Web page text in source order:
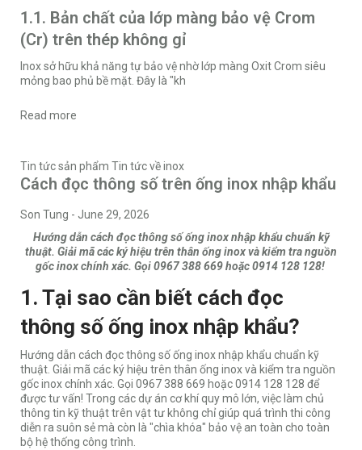
1.1. Bản chất của lớp màng bảo vệ Crom
(Cr) trên thép không gỉ
Inox sở hữu khả năng tự bảo vệ nhờ lớp màng Oxit Crom siêu
mỏng bao phủ bề mặt. Đây là "kh
Read more
Tin tức sản phẩm Tin tức về inox
Cách đọc thông số trên ống inox nhập khẩu
Son Tung - June 29, 2026
Hướng dẫn cách đọc thông số ống inox nhập khẩu chuẩn kỹ
thuật. Giải mã các ký hiệu trên thân ống inox và kiểm tra nguồn
gốc inox chính xác. Gọi 0967 388 669 hoặc 0914 128 128!
1. Tại sao cần biết cách đọc
thông số ống inox nhập khẩu?
Hướng dẫn cách đọc thông số ống inox nhập khẩu chuẩn kỹ
thuật. Giải mã các ký hiệu trên thân ống inox và kiểm tra nguồn
gốc inox chính xác. Gọi 0967 388 669 hoặc 0914 128 128 để
được tư vấn! Trong các dự án cơ khí quy mô lớn, việc làm chủ
thông tin kỹ thuật trên vật tư không chỉ giúp quá trình thi công
diễn ra suôn sẻ mà còn là "chìa khóa" bảo vệ an toàn cho toàn
bộ hệ thống công trình.